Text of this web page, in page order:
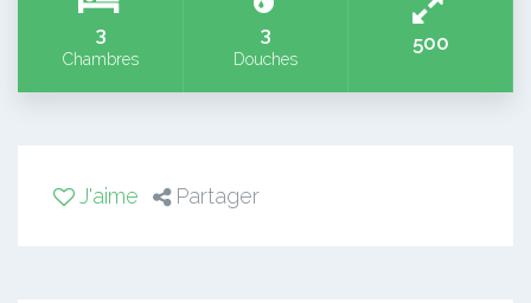
3
Chambres
3
Douches
500
J'aime Partager